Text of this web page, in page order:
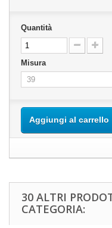
Quantità
Misura
Aggiungi al carrello
30 ALTRI
CATEGORIA: